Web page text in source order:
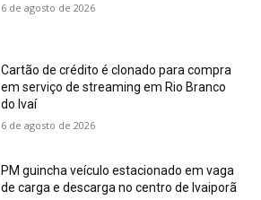
6 de agosto de 2026
Cartão de crédito é clonado para compra
em serviço de streaming em Rio Branco
do Ivaí
6 de agosto de 2026
PM guincha veículo estacionado em vaga
de carga e descarga no centro de Ivaiporã